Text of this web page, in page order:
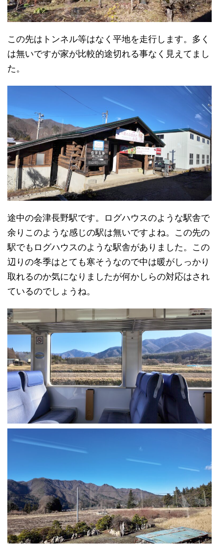
この先はトンネル等はなく平地を走行します。多く
は無いですが家が比較的途切れる事なく見えてまし
た。
途中の会津長野駅です。ログハウスのような駅舎で
余りこのような感じの駅は無いですよね。この先の
駅でもログハウスのような駅舎がありました。この
辺りの冬季はとても寒そうなので中は暖がしっかり
取れるのか気になりましたが何かしらの対応はされ
ているのでしょうね。